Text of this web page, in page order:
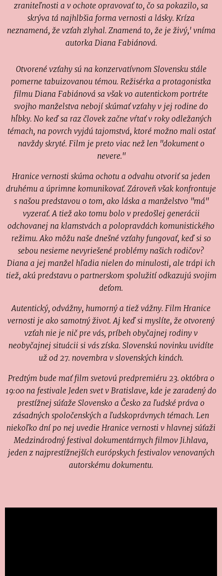
zraniteľnosti a v ochote opravovať to, čo sa pokazilo, sa
skrýva tá najhlbšia forma vernosti a lásky. Kríza
neznamená, že vzťah zlyhal. Znamená to, že je živý,' vníma
autorka Diana Fabiánová.
Otvorené vzťahy sú na konzervatívnom Slovensku stále
pomerne tabuizovanou témou. Režisérka a protagonistka
filmu Diana Fabiánová sa však vo autentickom portréte
svojho manželstva nebojí skúmať vzťahy v jej rodine do
hĺbky. No keď sa raz človek začne vŕtať v roky odležaných
témach, na povrch vyjdú tajomstvá, ktoré možno mali ostať
navždy skryté. Film je preto viac než len "dokument o
nevere."
Hranice vernosti skúma ochotu a odvahu otvoriť sa jeden
druhému a úprimne komunikovať. Zároveň však konfrontuje
s našou predstavou o tom, ako láska a manželstvo "má"
vyzerať. A tiež ako tomu bolo v predošlej generácii
odchovanej na klamstvách a polopravdách komunistického
režimu. Ako môžu naše dnešné vzťahy fungovať, keď si so
sebou nesieme nevyriešené problémy našich rodičov?
Diana a jej manžel hľadia nielen do minulosti, ale trápi ich
tiež, akú predstavu o partnerskom spolužití odkazujú svojim
deťom.
Autentický, odvážny, humorný a tiež vážny. Film Hranice
vernosti je ako samotný život. Aj keď si myslíte, že otvorený
vzťah nie je nič pre vás, príbeh obyčajnej rodiny v
neobyčajnej situácii si vás získa. Slovenskú novinku uvidíte
už od 27. novembra v slovenských kinách.
Predtým bude mať film svetovú predpremiéru 23. októbra o
19:00 na festivale Jeden svet v Bratislave, kde je zaradený do
prestížnej súťaže Slovensko a Česko za ľudské práva o
zásadných spoločenských a ľudskoprávnych témach. Len
niekoľko dní po nej uvedie Hranice vernosti v hlavnej súťaži
Medzinárodný festival dokumentárnych filmov Ji.hlava,
jeden z najprestížnejších európskych festivalov venovaných
autorskému dokumentu.